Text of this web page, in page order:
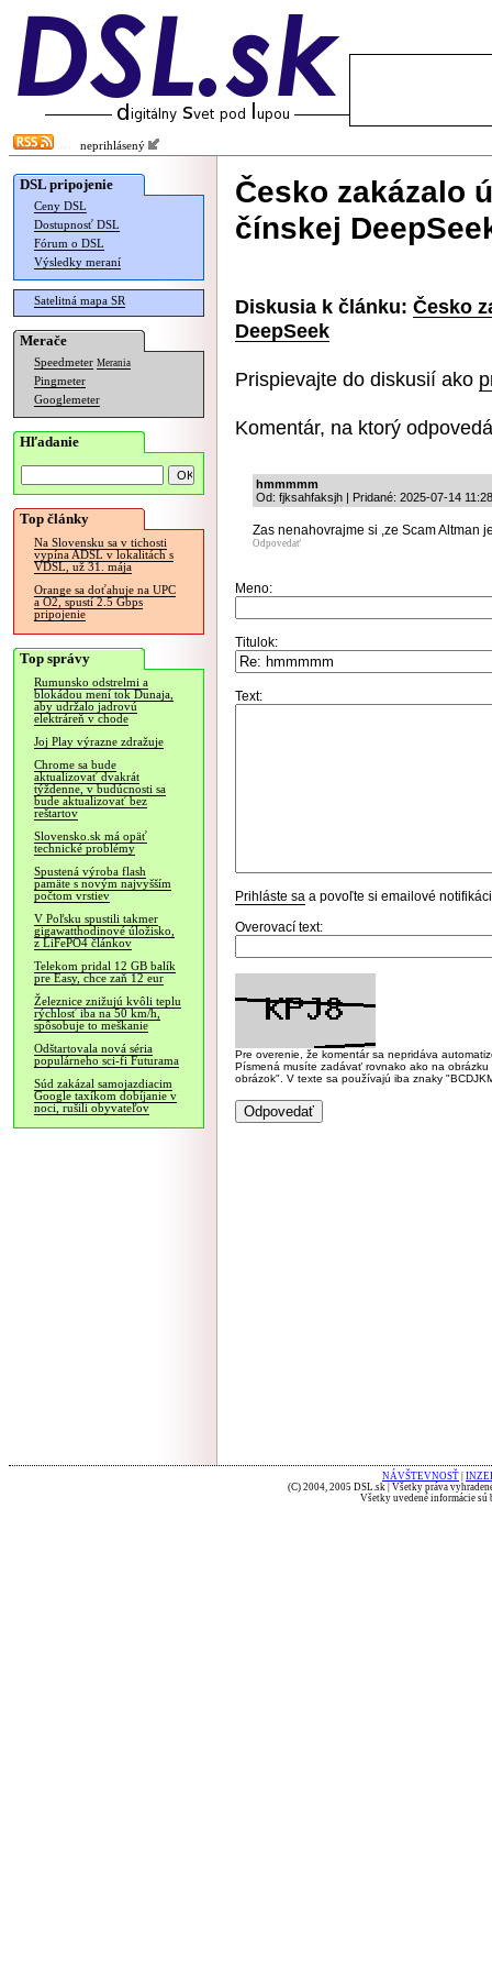
neprihlásený
DSL pripojenie
Ceny DSL
Dostupnosť DSL
Fórum o DSL
Výsledky meraní
Satelitná mapa SR
Merače
Speedmeter Merania
Pingmeter
Googlemeter
Hľadanie
Top články
Na Slovensku sa v tichosti
vypína ADSL v lokalitách s
VDSL, už 31. mája
Orange sa doťahuje na UPC
a O2, spustí 2.5 Gbps
pripojenie
Top správy
Rumunsko odstrelmi a
blokádou mení tok Dunaja,
aby udržalo jadrovú
elektráreň v chode
Joj Play výrazne zdražuje
Chrome sa bude
aktualizovať dvakrát
týždenne, v budúcnosti sa
bude aktualizovať bez
reštartov
Slovensko.sk má opäť
technické problémy
Spustená výroba flash
pamäte s novým najvyšším
počtom vrstiev
V Poľsku spustili takmer
gigawatthodinové úložisko,
z LiFePO4 článkov
Telekom pridal 12 GB balík
pre Easy, chce zaň 12 eur
Železnice znižujú kvôli teplu
rýchlosť iba na 50 km/h,
spôsobuje to meškanie
Odštartovala nová séria
populárneho sci-fi Futurama
Súd zakázal samojazdiacim
Google taxíkom dobíjanie v
noci, rušili obyvateľov
Česko zakázalo
čínskej
Diskusia k článku: Česko
DeepSeek
Prispievajte do diskusií ako
Komentár, na ktorý
hmmmmm
Od: fjksahfaksjh | Pridané: 2025-07-14
Zas nenahovrajme si ,ze Scam Altman
Odpovedať
Meno:
Titulok:
Text:
Prihláste sa a povoľte si emailové
Overovací text:
Pre overenie, že komentár sa nepridáva
Písmená musíte zadávať rovnako ako na
obrázok". V texte sa používajú iba znaky
NÁVŠTEVNOSŤ
(C) 2004, 2005 DSL.sk | Všetky práva
Všetky uvedené informácie sú